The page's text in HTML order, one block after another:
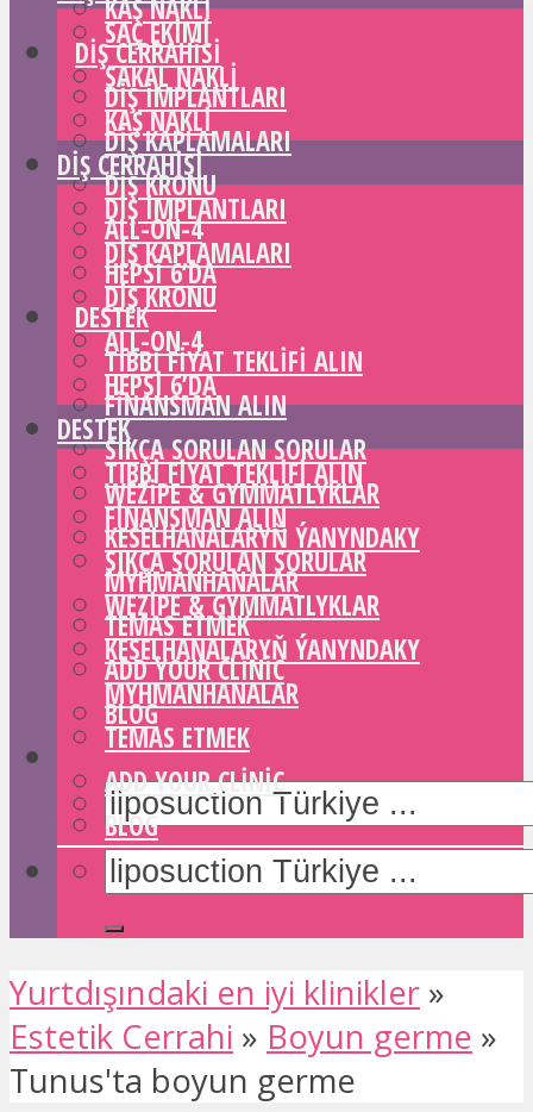
KAŞ NAKLI
DIŞ CERRAHISI
DIŞ IMPLANTLARI
DIŞ KAPLAMALARI
DIŞ KRONU
ALL-ON-4
HEPSI 6’DA
DESTEK
TIBBI FIYAT TEKLIFI ALIN
FINANSMAN ALIN
SIKÇA SORULAN SORULAR
WEZIPE & GYMMATLYKLAR
KESELHANALARYŇ ÝANYNDAKY
MYHMANHANALAR
TEMAS ETMEK
ADD YOUR CLINIC
BLOG
SAÇ EKIMI
SAKAL NAKLI
KAŞ NAKLI
DIŞ CERRAHISI
DIŞ IMPLANTLARI
DIŞ KAPLAMALARI
DIŞ KRONU
ALL-ON-4
HEPSI 6’DA
DESTEK
TIBBI FIYAT TEKLIFI ALIN
FINANSMAN ALIN
SIKÇA SORULAN SORULAR
WEZIPE & GYMMATLYKLAR
KESELHANALARYŇ ÝANYNDAKY
MYHMANHANALAR
TEMAS ETMEK
ADD YOUR CLINIC
BLOG
Yurtdışındaki en iyi klinikler »
Estetik Cerrahi » Boyun germe »
Tunus'ta boyun germe